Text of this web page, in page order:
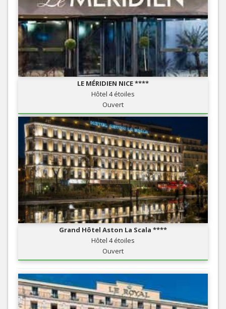
LE MÉRIDIEN NICE ****
Hôtel 4 étoiles
Ouvert
Grand Hôtel Aston La Scala ****
Hôtel 4 étoiles
Ouvert